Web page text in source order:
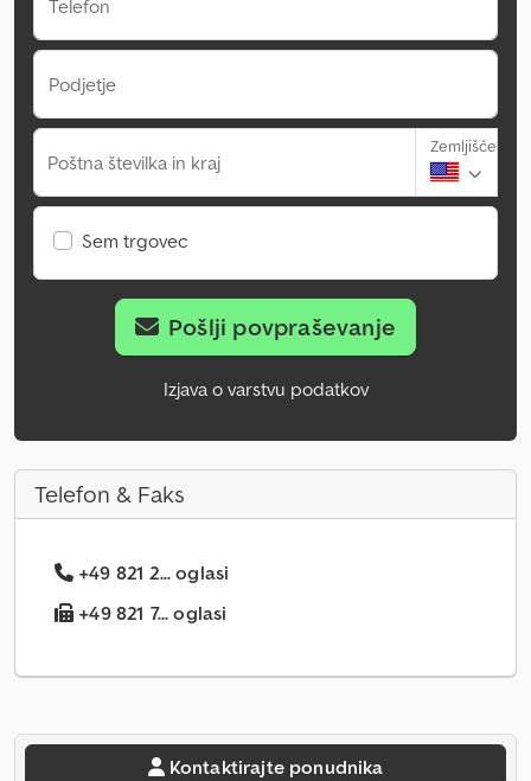
Telefon
Podjetje
Poštna številka in kraj
Zemljišče
Sem trgovec
Pošlji povpraševanje
Izjava o varstvu podatkov
Telefon & Faks
+49 821 2... oglasi
+49 821 7... oglasi
Kontaktirajte ponudnika